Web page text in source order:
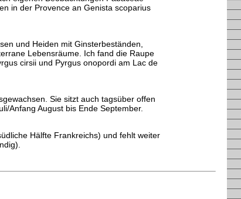
in der Provence an Genista scoparius
und Heiden mit Ginsterbeständen,
Lebensräume. Ich fand die Raupe
cirsii und Pyrgus onopordi am Lac de
Sie sitzt auch tagsüber offen
Anfang August bis Ende September.
Hälfte Frankreichs) und fehlt weiter